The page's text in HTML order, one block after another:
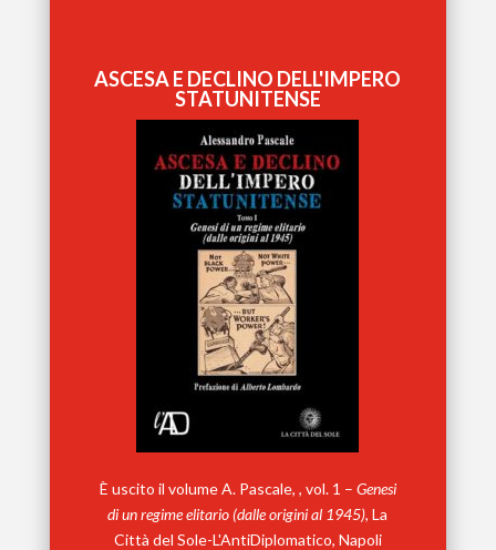
ASCESA E DECLINO DELL'IMPERO
STATUNITENSE
È uscito il volume A. Pascale, , vol. 1 – Genesi
di un regime elitario(dalle origini al 1945), La
Città del Sole-L'AntiDiplomatico, Napoli